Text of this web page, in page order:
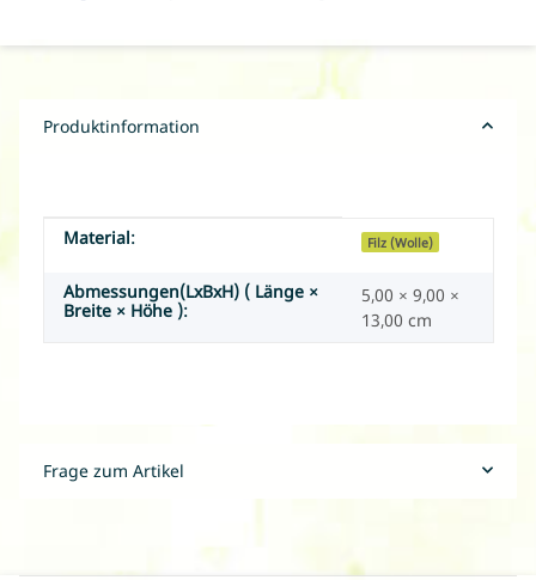
Produktinformation
Produkteigenschaft
Wert
Material: Filz (Wolle)
Abmessungen(LxBxH) ( Länge ×
Breite × Höhe ):
5,00 × 9,00 ×
13,00 cm
Frage zum Artikel